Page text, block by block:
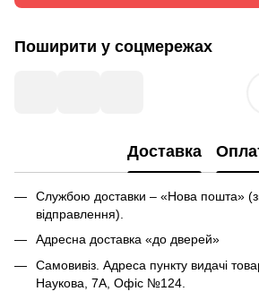
Поширити у соцмережах
Доставка
Службою доставки – «Нова пошта»
відправлення).
Адресна доставка «до дверей»
Самовивіз. Адреса пункту видачі
Наукова, 7А, Офіс №124.